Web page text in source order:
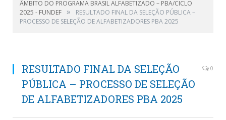
ÂMBITO DO PROGRAMA BRASIL ALFABETIZADO – PBA/CICLO
2025 - FUNDEF »
RESULTADO FINAL DA SELEÇÃO PÚBLICA –
PROCESSO DE SELEÇÃO DE ALFABETIZADORES PBA 2025
RESULTADO FINAL DA SELEÇÃO
PÚBLICA – PROCESSO DE SELEÇÃO
DE ALFABETIZADORES PBA 2025
0